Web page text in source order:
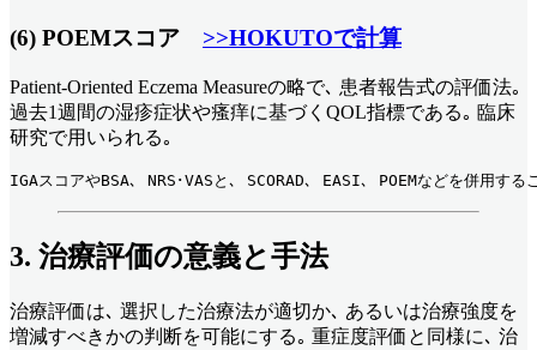
(6) POEMスコア >>HOKUTOで計算
Patient-Oriented Eczema Measureの略で､ 患者報告式の評価法｡
過去1週間の湿疹症状や瘙痒に基づくQOL指標である｡ 臨床
研究で用いられる｡
IGAスコアやBSA､ NRS･VASと､ SCORAD､ EASI､ POEMなどを併用す
3. 治療評価の意義と手法
治療評価は､ 選択した治療法が適切か､ あるいは治療強度を
増減すべきかの判断を可能にする｡ 重症度評価と同様に､ 治